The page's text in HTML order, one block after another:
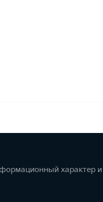
характер